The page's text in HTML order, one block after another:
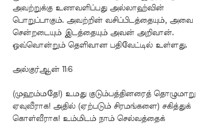
அவற்றுக்கு உணவளிப்பது அல்லாஹ்வின்
பொறுப்பாகும். அவற்றின் வசிப்பிடத்தையும், அவை
சென்றடையும் இடத்தையும் அவன் அறிவான்.
ஒவ்வொன்றும் தெளிவான பதிவேட்டில் உள்ளது.
அல்குர்ஆன் 11:6
(முஹம்மதே!) உமது குடும்பத்தினரைத் தொழுமாறு
ஏவுவீராக! அதில் (ஏற்படும் சிரமங்களை) சகித்துக்
கொள்வீராக! உம்மிடம் நாம் செல்வத்தைக்